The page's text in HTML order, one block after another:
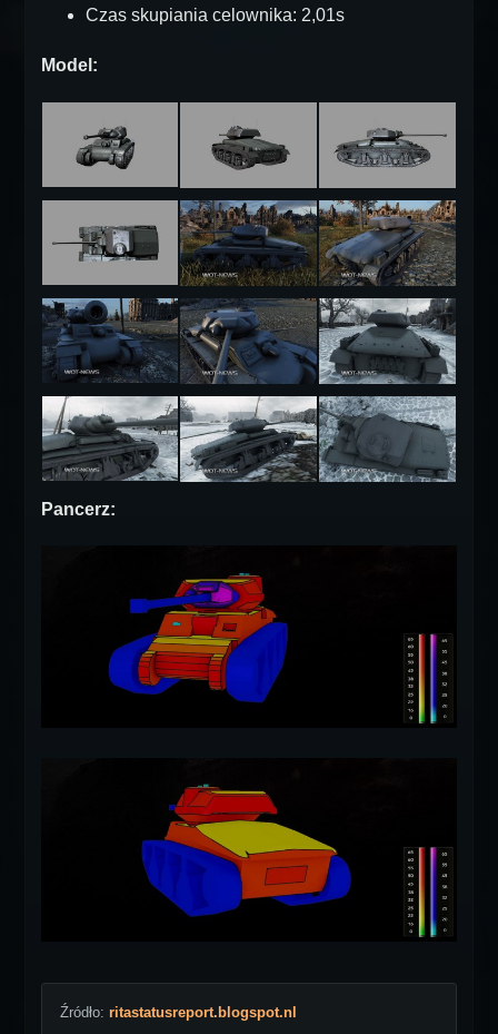
Czas skupiania celownika: 2,01s
Model:
Pancerz:
Źródło: ritastatusreport.blogspot.nl